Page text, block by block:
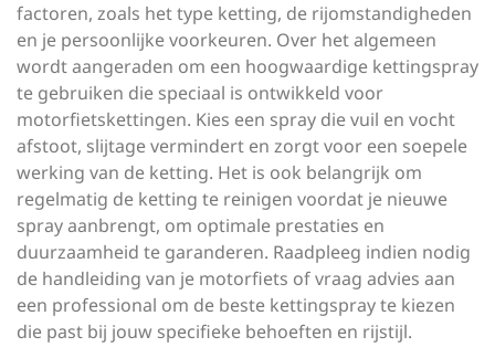
factoren, zoals het type ketting, de rijomstandigheden
en je persoonlijke voorkeuren. Over het algemeen
wordt aangeraden om een hoogwaardige kettingspray
te gebruiken die speciaal is ontwikkeld voor
motorfietskettingen. Kies een spray die vuil en vocht
afstoot, slijtage vermindert en zorgt voor een soepele
werking van de ketting. Het is ook belangrijk om
regelmatig de ketting te reinigen voordat je nieuwe
spray aanbrengt, om optimale prestaties en
duurzaamheid te garanderen. Raadpleeg indien nodig
de handleiding van je motorfiets of vraag advies aan
een professional om de beste kettingspray te kiezen
die past bij jouw specifieke behoeften en rijstijl.